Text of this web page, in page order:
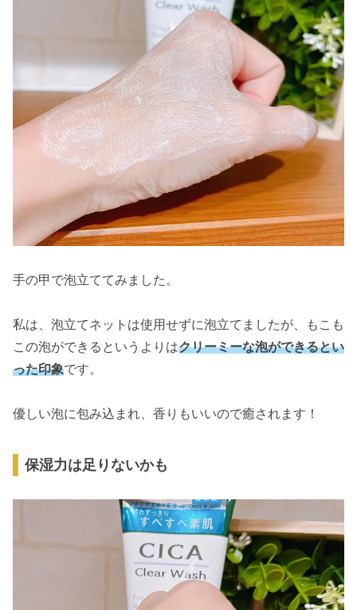
手の甲で泡立ててみました。
私は、泡立てネットは使用せずに泡立てましたが、もこも
この泡ができるというよりはクリーミーな泡ができるとい
った印象です。
優しい泡に包み込まれ、香りもいいので癒されます！
保湿力は足りないかも